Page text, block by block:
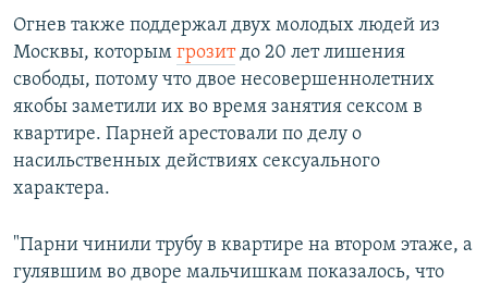
Огнев также поддержал двух молодых людей из
Москвы, которым грозитдо 20 лет лишения
свободы, потому что двое несовершеннолетних
якобы заметили их во время занятия сексом в
квартире. Парней арестовали по делу о
насильственных действиях сексуального
характера.
"Парни чинили трубу в квартире на втором этаже, а
гулявшим во дворе мальчишкам показалось, что